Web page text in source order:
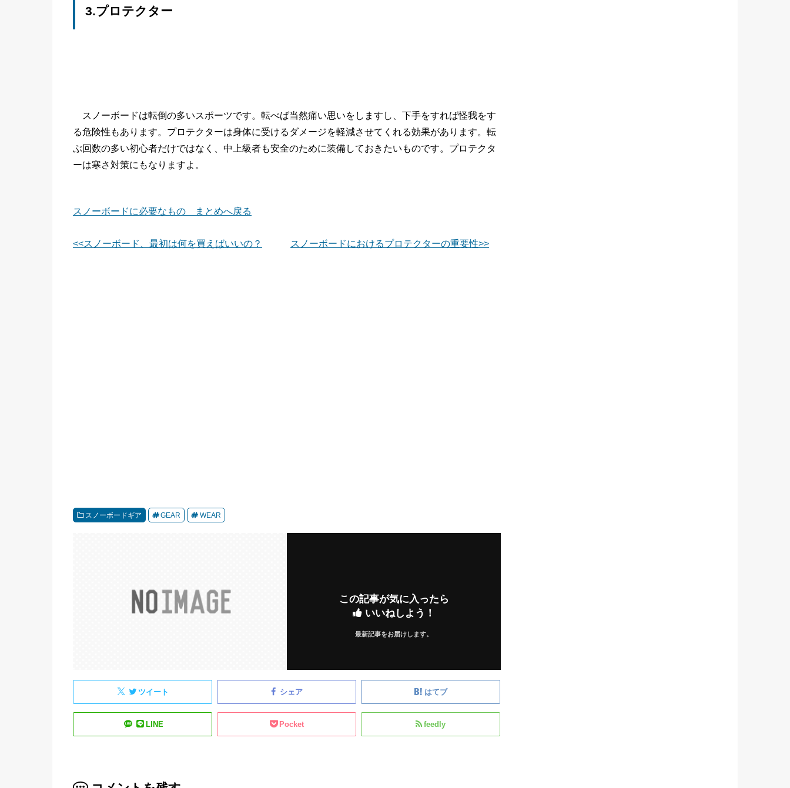
3.プロテクター
スノーボードは転倒の多いスポーツです。転べば当然痛い思いをしますし、下手をすれば怪我をす
る危険性もあります。プロテクターは身体に受けるダメージを軽減させてくれる効果があります。転
ぶ回数の多い初心者だけではなく、中上級者も安全のために装備しておきたいものです。プロテクタ
ーは寒さ対策にもなりますよ。
スノーボードに必要なもの まとめへ戻る
<<スノーボード、最初は何を買えばいいの？ スノーボードにおけるプロテクターの重要性>>
スノーボードギア GEAR WEAR
この記事が気に入ったら
いいねしよう！
最新記事をお届けします。
ツイート シェア はてブ
LINE Pocket feedly